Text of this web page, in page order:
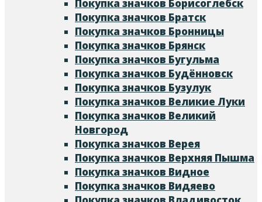
Покупка значков Борисоглебск
Покупка значков Братск
Покупка значков Бронницы
Покупка значков Брянск
Покупка значков Бугульма
Покупка значков Будённовск
Покупка значков Бузулук
Покупка значков Великие Луки
Покупка значков Великий
Новгород
Покупка значков Верея
Покупка значков Верхняя Пышма
Покупка значков Видное
Покупка значков Видяево